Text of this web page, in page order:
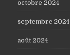
octobre 2024
septembre 2024
août 2024